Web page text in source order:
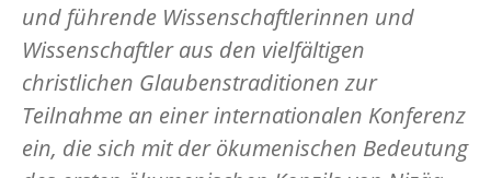
und führende Wissenschaftlerinnen und
Wissenschaftler aus den vielfältigen
christlichen Glaubenstraditionen zur
Teilnahme an einer internationalen Konferenz
ein, die sich mit der ökumenischen Bedeutung